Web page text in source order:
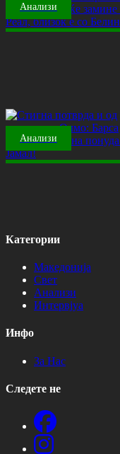
Анализи
Анализи
Категории
Македонија
Свет
Анализи
Интервјуа
Инфо
За Нас
Следете не